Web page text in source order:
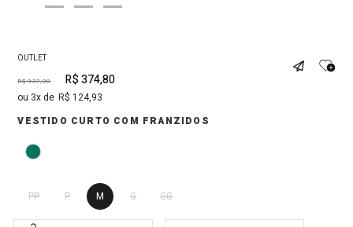
OUTLET
R$ 937,00 R$ 374,80
3 R$ 124,93
VESTIDO CURTO COM FRANZIDOS
PP P M G GG